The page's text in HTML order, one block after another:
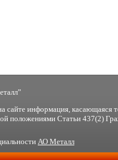
сайте информация, касающаяся
положениями Статьи 437(2)
АО Металл